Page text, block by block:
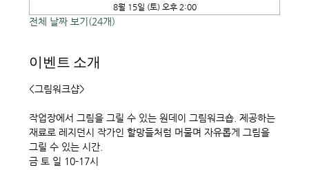
8월 15일 (토) 오후 2:00
전체 날짜 보기(24개)
이벤트 소개
<그림워크샵>
작업장에서 그림을 그릴 수 있는 원데이 그림워크숍. 제공하는
재료로 레지던시 작가인 할망들처럼 머물며 자유롭게 그림을
그릴 수 있는 시간.
금 토 일 10-17시